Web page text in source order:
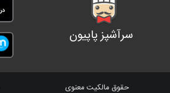
سرآشپز پاپیون
حقوق مالکیت معنوی